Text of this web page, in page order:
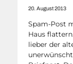
20. August 2013
Spam-Post
Haus
lieber der